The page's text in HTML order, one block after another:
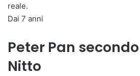
reale.
Dai 7 anni
Peter Pan
Nitto